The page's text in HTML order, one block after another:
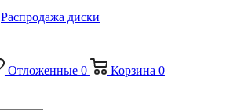
Распродажа диски
Отложенные 0 Корзина 0